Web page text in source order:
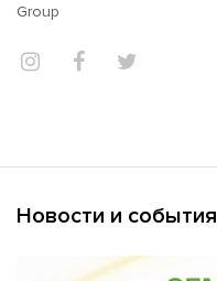
Group
Новости и события